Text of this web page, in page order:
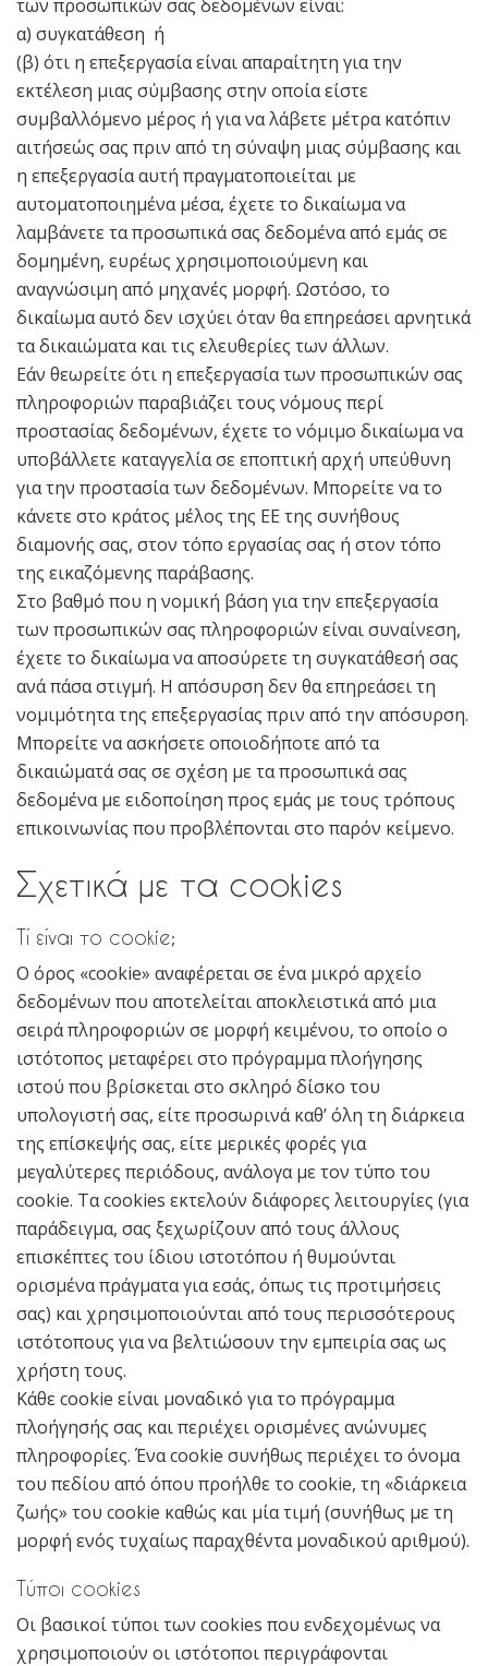
των προσωπικών σας δεδομένων είναι:
α) συγκατάθεση ή
(β) ότι η επεξεργασία είναι απαραίτητη για την
εκτέλεση μιας σύμβασης στην οποία είστε
συμβαλλόμενο μέρος ή για να λάβετε μέτρα κατόπιν
αιτήσεώς σας πριν από τη σύναψη μιας σύμβασης και
η επεξεργασία αυτή πραγματοποιείται με
αυτοματοποιημένα μέσα, έχετε το δικαίωμα να
λαμβάνετε τα προσωπικά σας δεδομένα από εμάς σε
δομημένη, ευρέως χρησιμοποιούμενη και
αναγνώσιμη από μηχανές μορφή. Ωστόσο, το
δικαίωμα αυτό δεν ισχύει όταν θα επηρεάσει αρνητικά
τα δικαιώματα και τις ελευθερίες των άλλων.
Εάν θεωρείτε ότι η επεξεργασία των προσωπικών σας
πληροφοριών παραβιάζει τους νόμους περί
προστασίας δεδομένων, έχετε το νόμιμο δικαίωμα να
υποβάλλετε καταγγελία σε εποπτική αρχή υπεύθυνη
για την προστασία των δεδομένων. Μπορείτε να το
κάνετε στο κράτος μέλος της ΕΕ της συνήθους
διαμονής σας, στον τόπο εργασίας σας ή στον τόπο
της εικαζόμενης παράβασης.
Στο βαθμό που η νομική βάση για την επεξεργασία
των προσωπικών σας πληροφοριών είναι συναίνεση,
έχετε το δικαίωμα να αποσύρετε τη συγκατάθεσή σας
ανά πάσα στιγμή. Η απόσυρση δεν θα επηρεάσει τη
νομιμότητα της επεξεργασίας πριν από την απόσυρση.
Μπορείτε να ασκήσετε οποιοδήποτε από τα
δικαιώματά σας σε σχέση με τα προσωπικά σας
δεδομένα με ειδοποίηση προς εμάς με τους τρόπους
επικοινωνίας που προβλέπονται στο παρόν κείμενο.
Σχετικά με τα cookies
Τί είναι το cookie;
Ο όρος «cookie» αναφέρεται σε ένα μικρό αρχείο
δεδομένων που αποτελείται αποκλειστικά από μια
σειρά πληροφοριών σε μορφή κειμένου, το οποίο ο
ιστότοπος μεταφέρει στο πρόγραμμα πλοήγησης
ιστού που βρίσκεται στο σκληρό δίσκο του
υπολογιστή σας, είτε προσωρινά καθ’ όλη τη διάρκεια
της επίσκεψής σας, είτε μερικές φορές για
μεγαλύτερες περιόδους, ανάλογα με τον τύπο του
cookie. Τα cookies εκτελούν διάφορες λειτουργίες (για
παράδειγμα, σας ξεχωρίζουν από τους άλλους
επισκέπτες του ίδιου ιστοτόπου ή θυμούνται
ορισμένα πράγματα για εσάς, όπως τις προτιμήσεις
σας) και χρησιμοποιούνται από τους περισσότερους
ιστότοπους για να βελτιώσουν την εμπειρία σας ως
χρήστη τους.
Κάθε cookie είναι μοναδικό για το πρόγραμμα
πλοήγησής σας και περιέχει ορισμένες ανώνυμες
πληροφορίες. Ένα cookie συνήθως περιέχει το όνομα
του πεδίου από όπου προήλθε το cookie, τη «διάρκεια
ζωής» του cookie καθώς και μία τιμή (συνήθως με τη
μορφή ενός τυχαίως παραχθέντα μοναδικού αριθμού).
Τύποι cookies
Οι βασικοί τύποι των cookies που ενδεχομένως να
χρησιμοποιούν οι ιστότοποι περιγράφονται